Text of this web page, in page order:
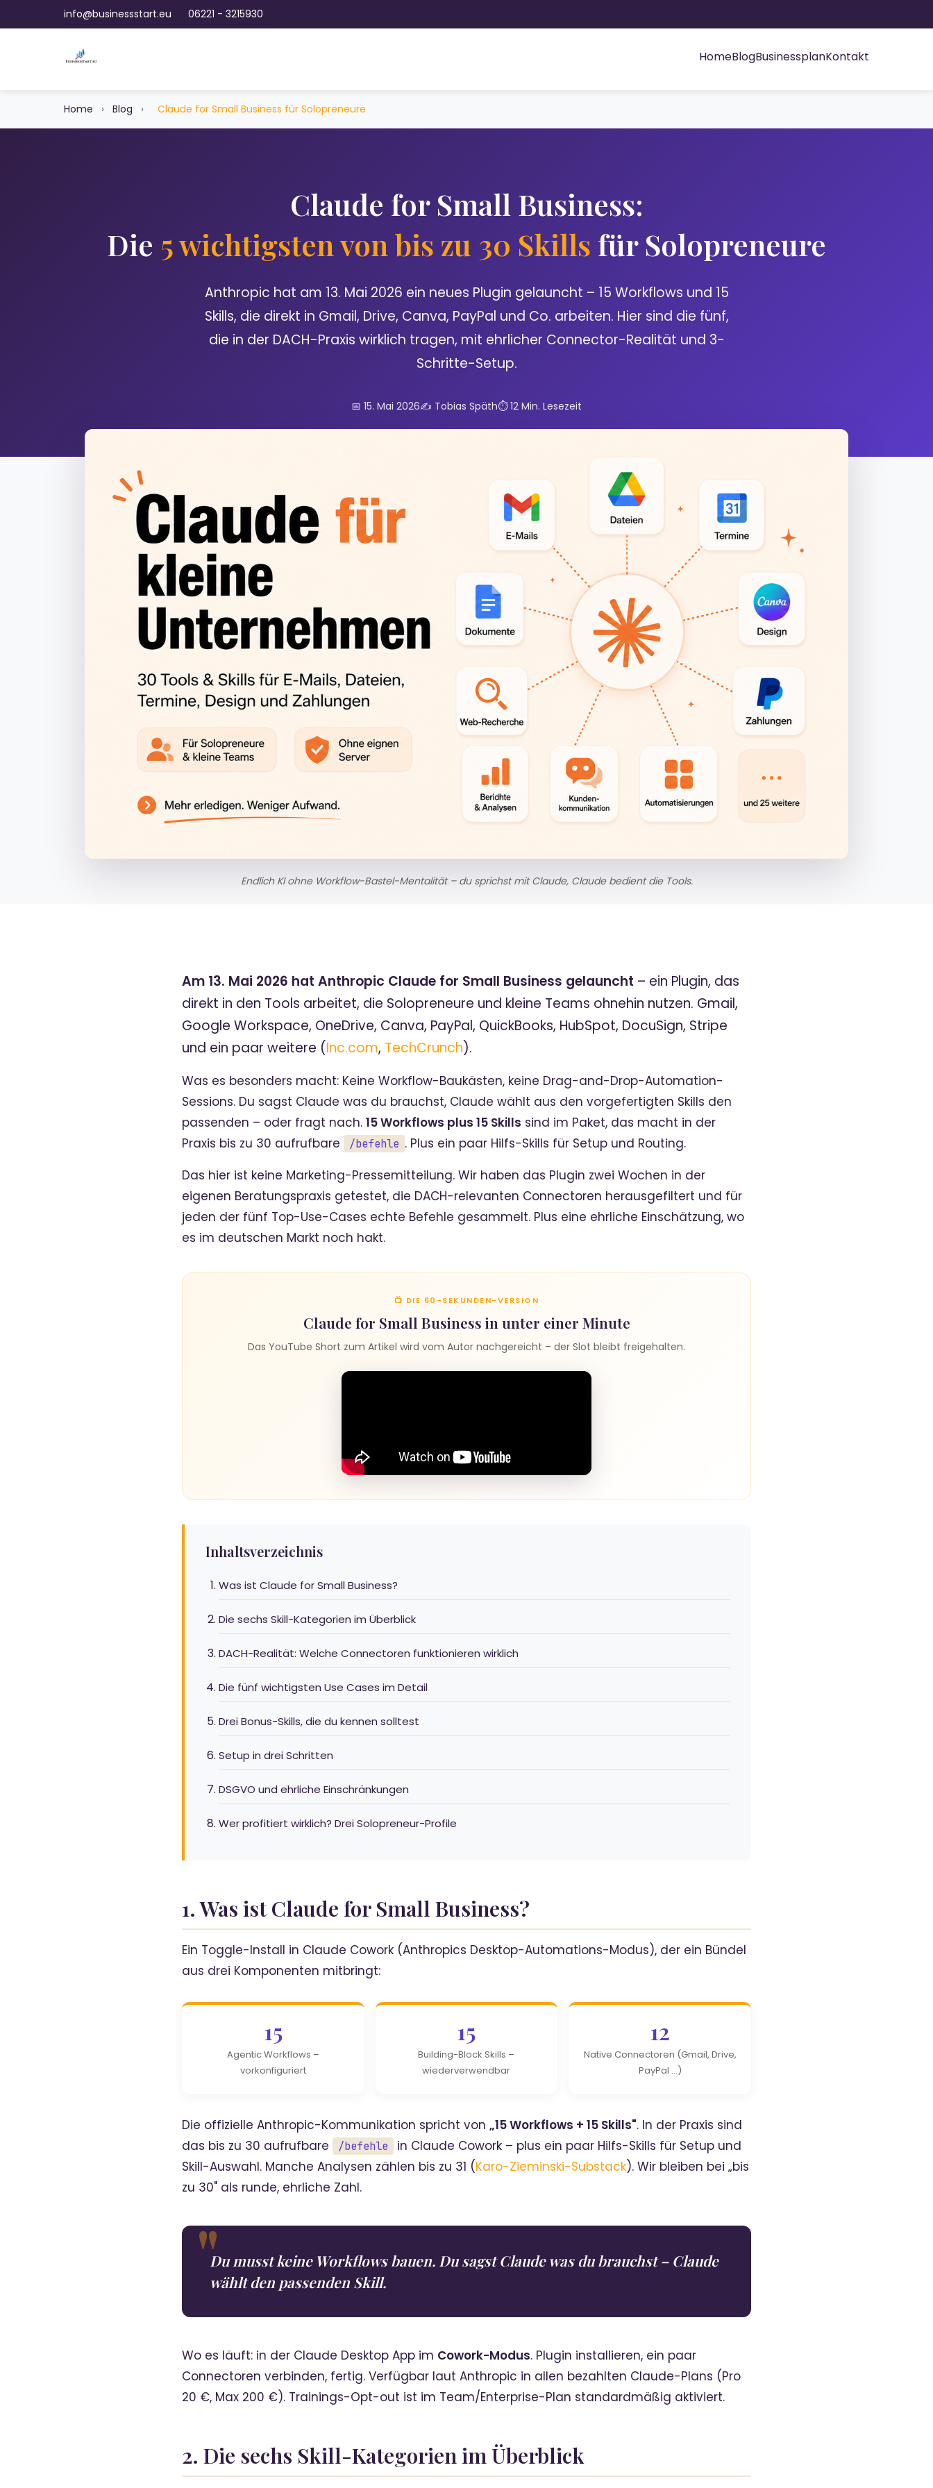
info@businessstart.eu 06221 - 3215930
HomeBlogBusinessplanKontakt
Home › Blog › Claude for Small Business für Solopreneure
Claude for Small Business:
Die 5 wichtigsten von bis zu 30 Skills für Solopreneure
Anthropic hat am 13. Mai 2026 ein neues Plugin gelauncht – 15 Workflows und 15
Skills, die direkt in Gmail, Drive, Canva, PayPal und Co. arbeiten. Hier sind die fünf,
die in der DACH-Praxis wirklich tragen, mit ehrlicher Connector-Realität und 3-
Schritte-Setup.
📅 15. Mai 2026✍️ Tobias Späth⏱️ 12 Min. Lesezeit
Endlich KI ohne Workflow-Bastel-Mentalität – du sprichst mit Claude, Claude bedient die Tools.
Am 13. Mai 2026 hat Anthropic Claude for Small Business gelauncht – ein Plugin, das
direkt in den Tools arbeitet, die Solopreneure und kleine Teams ohnehin nutzen. Gmail,
Google Workspace, OneDrive, Canva, PayPal, QuickBooks, HubSpot, DocuSign, Stripe
und ein paar weitere (Inc.com, TechCrunch).
Was es besonders macht: Keine Workflow-Baukästen, keine Drag-and-Drop-Automation-
Sessions. Du sagst Claude was du brauchst, Claude wählt aus den vorgefertigten Skills den
passenden – oder fragt nach. 15 Workflows plus 15 Skills sind im Paket, das macht in der
Praxis bis zu 30 aufrufbare
/befehle . Plus ein paar Hilfs-Skills für Setup und Routing.
Das hier ist keine Marketing-Pressemitteilung. Wir haben das Plugin zwei Wochen in der
eigenen Beratungspraxis getestet, die DACH-relevanten Connectoren herausgefiltert und für
jeden der fünf Top-Use-Cases echte Befehle gesammelt. Plus eine ehrliche Einschätzung, wo
es im deutschen Markt noch hakt.
📺 DIE 60-SEKUNDEN-VERSION
Claude for Small Business in unter einer Minute
Das YouTube Short zum Artikel wird vom Autor nachgereicht – der Slot bleibt freigehalten.
Inhaltsverzeichnis
Was ist Claude for Small Business?
Die sechs Skill-Kategorien im Überblick
DACH-Realität: Welche Connectoren funktionieren wirklich
Die fünf wichtigsten Use Cases im Detail
Drei Bonus-Skills, die du kennen solltest
Setup in drei Schritten
DSGVO und ehrliche Einschränkungen
Wer profitiert wirklich? Drei Solopreneur-Profile
1. Was ist Claude for Small Business?
Ein Toggle-Install in Claude Cowork (Anthropics Desktop-Automations-Modus), der ein Bündel
aus drei Komponenten mitbringt:
15
Agentic Workflows –
vorkonfiguriert
15
Building-Block Skills –
wiederverwendbar
12
Native Connectoren (Gmail, Drive,
PayPal …)
Die offizielle Anthropic-Kommunikation spricht von „15 Workflows + 15 Skills". In der Praxis sind
das bis zu 30 aufrufbare
/befehle
in Claude Cowork – plus ein paar Hilfs-Skills für Setup und
Skill-Auswahl. Manche Analysen zählen bis zu 31 (Karo-Zieminski-Substack). Wir bleiben bei „bis
zu 30" als runde, ehrliche Zahl.
Du musst keine Workflows bauen. Du sagst Claude was du brauchst – Claude
wählt den passenden Skill.
Wo es läuft: in der Claude Desktop App im Cowork-Modus. Plugin installieren, ein paar
Connectoren verbinden, fertig. Verfügbar laut Anthropic in allen bezahlten Claude-Plans (Pro
20 €, Max 200 €). Trainings-Opt-out ist im Team/Enterprise-Plan standardmäßig aktiviert.
2. Die sechs Skill-Kategorien im Überblick